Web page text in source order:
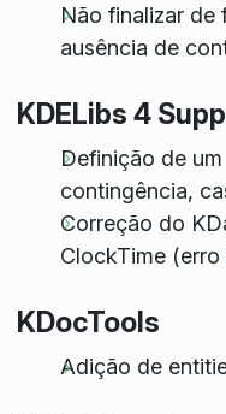
Não finalizar de
ausência de
KDELibs 4
Definição de
contingência,
Correção do
ClockTime (erro
KDocTools
Adição de